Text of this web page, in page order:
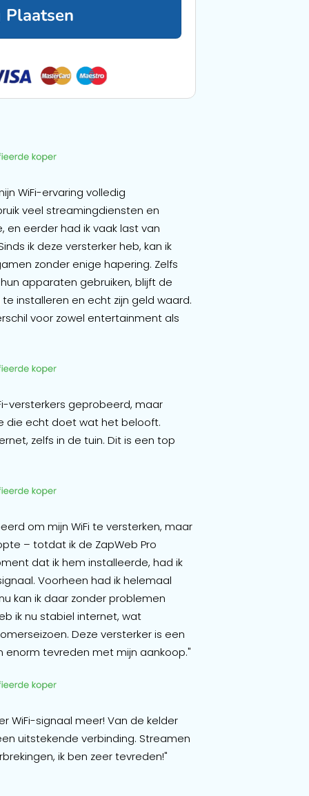
WiFi-ervaring volledig
veel streamingdiensten en
en eerder had ik vaak last van
ik deze versterker heb, kan ik
zonder enige hapering. Zelfs
apparaten gebruiken, blijft de
installeren en echt zijn geld waard.
voor zowel entertainment als
versterkers geprobeerd, maar
die echt doet wat het belooft.
zelfs in de tuin. Dit is een top
om mijn WiFi te versterken, maar
– totdat ik de ZapWeb Pro
dat ik hem installeerde, had ik
Voorheen had ik helemaal
kan ik daar zonder problemen
ik nu stabiel internet, wat
Deze versterker is een
enorm tevreden met mijn aankoop."
WiFi-signaal meer! Van de kelder
uitstekende verbinding. Streamen
ik ben zeer tevreden!"